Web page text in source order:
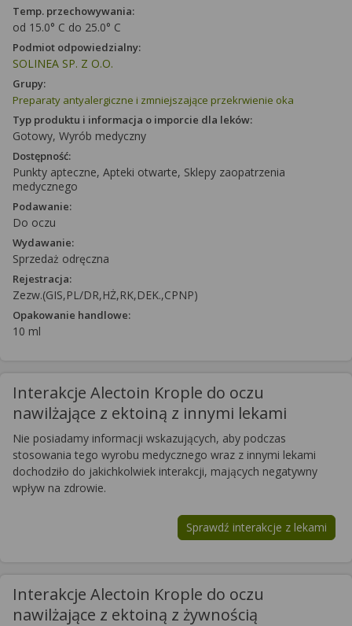
Temp. przechowywania:
od 15.0° C do 25.0° C
Podmiot odpowiedzialny:
SOLINEA SP. Z O.O.
Grupy:
Preparaty antyalergiczne i zmniejszające przekrwienie oka
Typ produktu i informacja o imporcie dla leków:
Gotowy, Wyrób medyczny
Dostępność:
Punkty apteczne, Apteki otwarte, Sklepy zaopatrzenia
medycznego
Podawanie:
Do oczu
Wydawanie:
Sprzedaż odręczna
Rejestracja:
Zezw.(GIS,PL/DR,HŻ,RK,DEK.,CPNP)
Opakowanie handlowe:
10 ml
Interakcje Alectoin Krople do oczu
nawilżające z ektoiną z innymi lekami
Nie posiadamy informacji wskazujących, aby podczas
stosowania tego wyrobu medycznego wraz z innymi lekami
dochodziło do jakichkolwiek interakcji, mających negatywny
wpływ na zdrowie.
Sprawdź interakcje z lekami
Interakcje Alectoin Krople do oczu
nawilżające z ektoiną z żywnością